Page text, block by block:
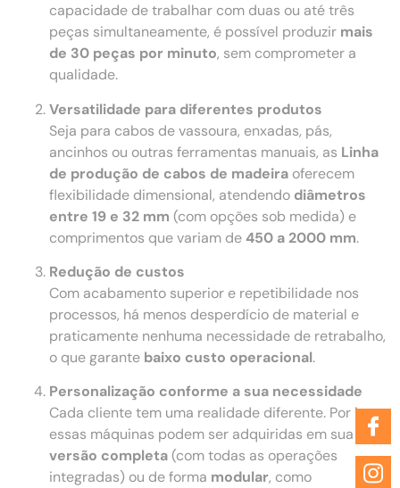
capacidade de trabalhar com duas ou até três
peças simultaneamente, é possível produzir mais
de 30 peças por minuto, sem comprometer a
qualidade.
Versatilidade para diferentes produtos
Seja para cabos de vassoura, enxadas, pás,
ancinhos ou outras ferramentas manuais, as Linha
de produção de cabos de madeira oferecem
flexibilidade dimensional, atendendo diâmetros
entre 19 e 32 mm (com opções sob medida) e
comprimentos que variam de450 a 2000 mm.
Redução de custos
Com acabamento superior e repetibilidade nos
processos, há menos desperdício de material e
praticamente nenhuma necessidade de retrabalho,
o que garante baixo custo operacional.
Personalização conforme a sua necessidade
Cada cliente tem uma realidade diferente. Por isso,
essas máquinas podem ser adquiridas em sua
versão completa (com todas as operações
integradas) ou de forma modular, como